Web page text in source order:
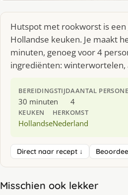
Hutspot met rookworst is
Hollandse keuken. Je maakt
minuten, genoeg voor 4
ingrediënten: winterwortelen,
BEREIDINGSTIJD
30 minuten
AANTAL
4
KEUKEN
Hollandse
HERKOMST
Nederland
Direct naar recept ↓
Misschien ook lekker